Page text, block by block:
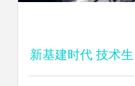
新基建时代 技术生